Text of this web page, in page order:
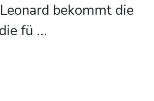
bekommt die
fü ...